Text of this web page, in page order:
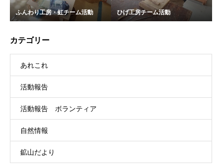
ふんわり工房・虹チーム活動 ひげ工房チーム活動
カテゴリー
あれこれ
活動報告
活動報告 ボランティア
自然情報
鉱山だより